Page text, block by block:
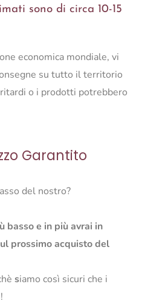
sono di circa 10-15
economica mondiale, vi
su tutto il territorio
o i prodotti potrebbero
Garantito
del nostro?
basso e in più avrai in
prossimo acquisto del
siamo così sicuri che i